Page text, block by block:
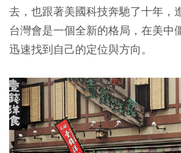
去，也跟著美國科技奔馳了十年
台灣會是一個全新的格局，在美中
迅速找到自己的定位與方向。